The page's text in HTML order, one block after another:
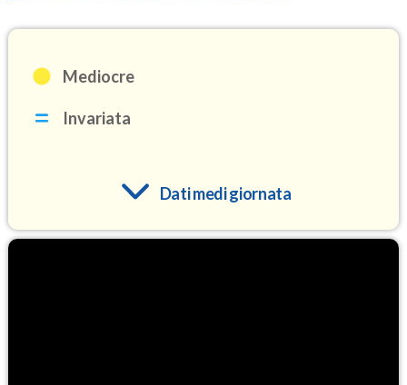
Mediocre
Invariata
Dati medi giornata